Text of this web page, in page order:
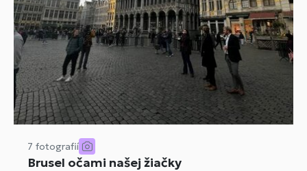
7 fotografií
Brusel očami našej žiačky